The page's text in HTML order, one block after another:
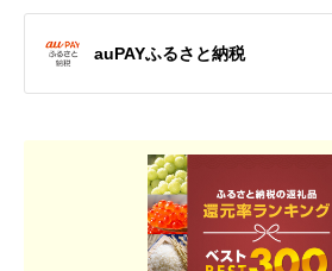
auPAYふるさと納税